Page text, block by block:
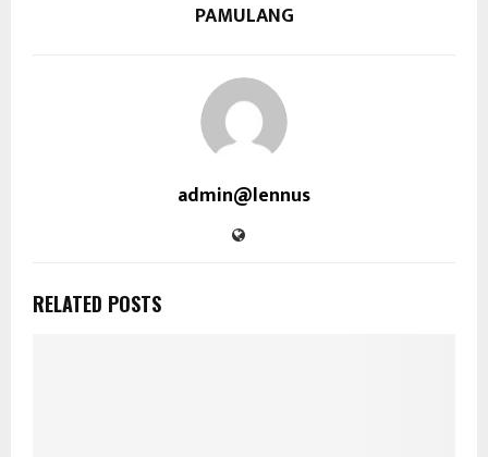
PAMULANG
admin@lennus
RELATED POSTS